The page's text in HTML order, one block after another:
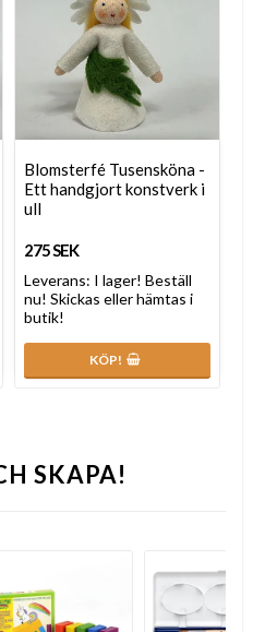
Blomsterfé Tusensköna -
Ett handgjort konstverk i
ull
275 SEK
Leverans: I lager! Beställ
nu! Skickas eller hämtas i
butik!
KÖP!
SKAPA!